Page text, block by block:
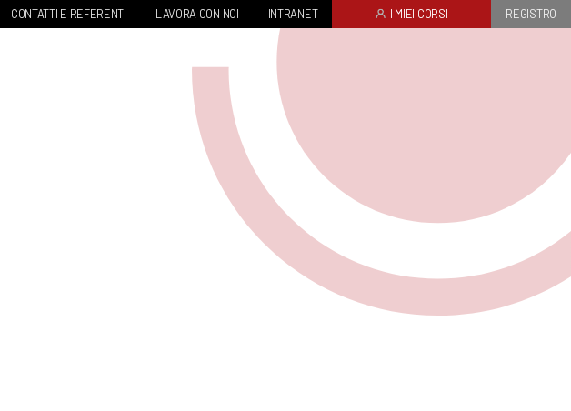
CONTATTI E REFERENTI LAVORA CON NOI INTRANET I MIEI CORSI REGISTRO